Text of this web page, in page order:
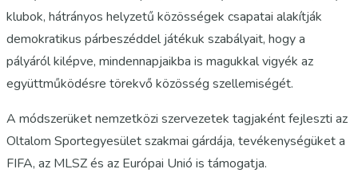
klubok, hátrányos helyzetű közösségek csapatai alakítják
demokratikus párbeszéddel játékuk szabályait, hogy a
pályáról kilépve, mindennapjaikba is magukkal vigyék az
együttműködésre törekvő közösség szellemiségét.
A módszerüket nemzetközi szervezetek tagjaként fejleszti az
Oltalom Sportegyesület szakmai gárdája, tevékenységüket a
FIFA, az MLSZ és az Európai Unió is támogatja.